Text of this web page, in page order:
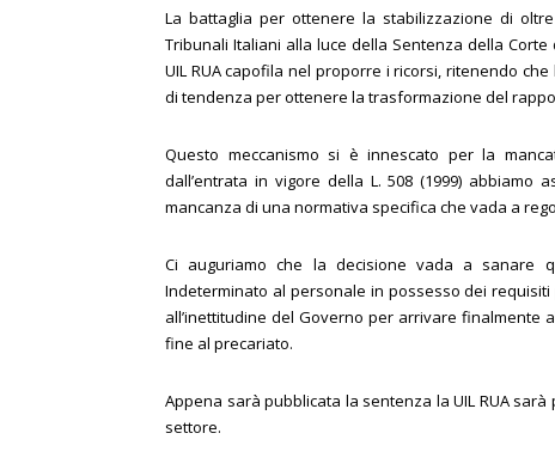
La battaglia per ottenere la stabilizzazione di
Tribunali Italiani alla luce della Sentenza della
UIL RUA capofila nel proporre i ricorsi, ritenendo
di tendenza per ottenere la trasformazione del
Questo meccanismo si è innescato per la
dall’entrata in vigore della L. 508 (1999)
mancanza di una normativa specifica che vada a
Ci auguriamo che la decisione vada a sanare
Indeterminato al personale in possesso dei
all’inettitudine del Governo per arrivare
fine al precariato.
Appena sarà pubblicata la sentenza la UIL RUA
settore.